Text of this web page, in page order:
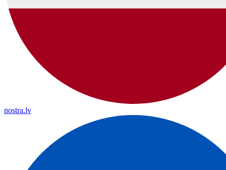
nostra.lv